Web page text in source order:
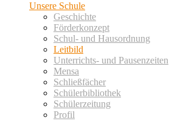
Unsere Schule
Geschichte
Förderkonzept
Schul- und Hausordnung
Leitbild
Unterrichts- und Pausenzeiten
Mensa
Schließfächer
Schülerbibliothek
Schülerzeitung
Profil